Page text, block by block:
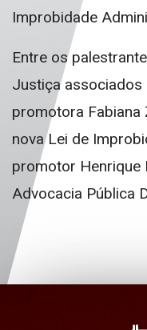
Improbidade
Entre os
Justiça associados
promotora Fabiana
nova Lei de
promotor Henrique
Advocacia Pública